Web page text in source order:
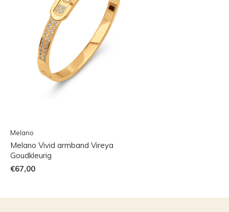
Melano
Melano Vivid armband Vireya
Goudkleurig
€67,00